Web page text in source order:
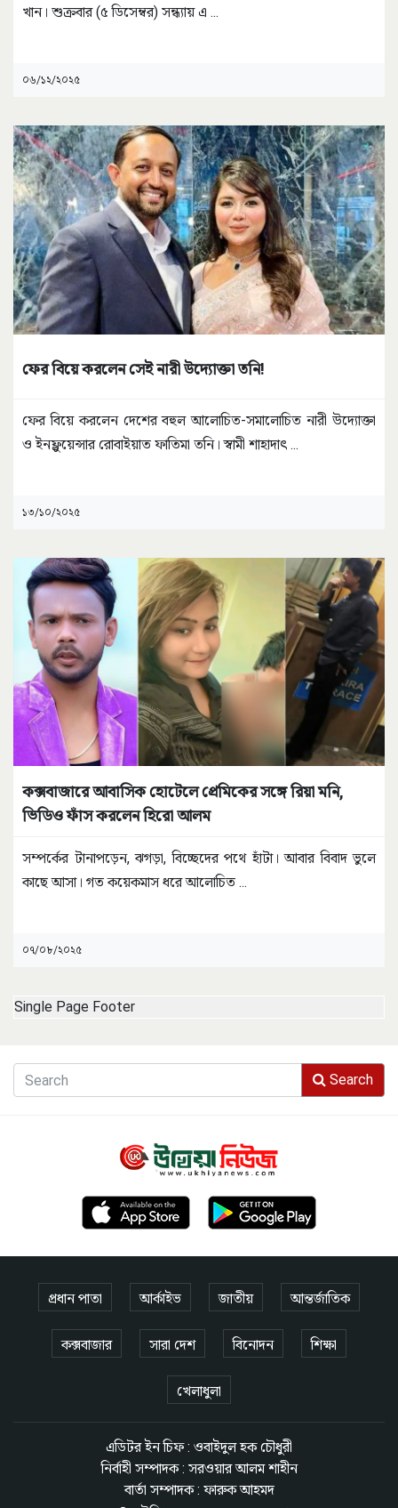
খান। শুক্রবার (৫ ডিসেম্বর) সন্ধ্যায় এ ...
০৬/১২/২০২৫
ফের বিয়ে করলেন সেই নারী উদ্যোক্তা তনি!
ফের বিয়ে করলেন দেশের বহুল আলোচিত-সমালোচিত নারী উদ্যোক্তা
ও ইনফ্লুয়েন্সার রোবাইয়াত ফাতিমা তনি। স্বামী শাহাদাৎ ...
১৩/১০/২০২৫
কক্সবাজারে আবাসিক হোটেলে প্রেমিকের সঙ্গে রিয়া মনি,
ভিডিও ফাঁস করলেন হিরো আলম
সম্পর্কের টানাপড়েন, ঝগড়া, বিচ্ছেদের পথে হাঁটা। আবার বিবাদ ভুলে
কাছে আসা। গত কয়েকমাস ধরে আলোচিত ...
০৭/০৮/২০২৫
Single Page Footer
Search
প্রধান পাতা আর্কাইভ জাতীয় আন্তর্জাতিক
কক্সবাজার সারা দেশ বিনোদন শিক্ষা
খেলাধুলা
এডিটর ইন চিফ : ওবাইদুল হক চৌধুরী
নির্বাহী সম্পাদক : সরওয়ার আলম শাহীন
বার্তা সম্পাদক : ফারুক আহমদ